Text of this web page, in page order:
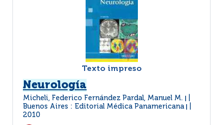
Texto impreso
Neurología
Micheli, Federico Fernández Pardal, Manuel M.
Buenos Aires : Editorial Médica Panamericana
2010